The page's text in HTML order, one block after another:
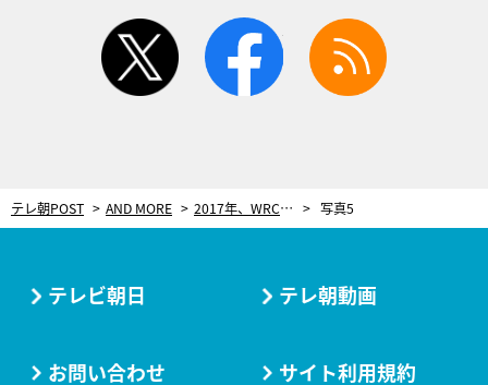
twitter facebook
テレ朝POST AND MORE 2017年、WRCに挑戦するトヨタ。開発拠点で開幕戦用マシンを初取材！【Get Sports】 写真5
テレビ朝日 テレ朝動画
お問い合わせ サイト利用規約